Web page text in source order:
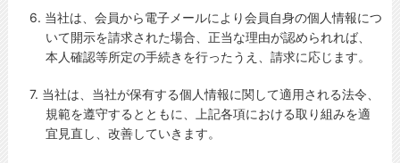
6. 当社は、会員から電子メールにより会員自身の個人情報につ
いて開示を請求された場合、正当な理由が認められれば、
本人確認等所定の手続きを行ったうえ、請求に応じます。
7. 当社は、当社が保有する個人情報に関して適用される法令、
規範を遵守するとともに、上記各項における取り組みを適
宜見直し、改善していきます。